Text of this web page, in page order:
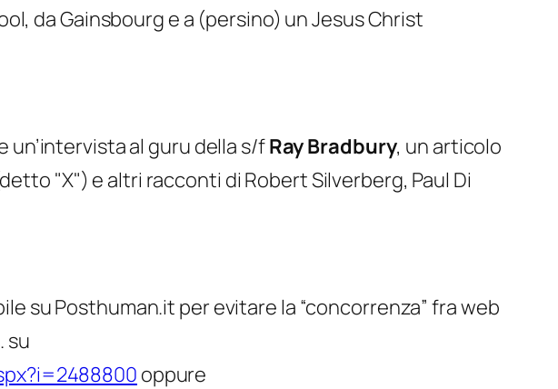
da Gainsbourg e a (persino) un Jesus Christ
al guru della s/fRay Bradbury, un articolo
"X") e altri racconti di Robert Silverberg, Paul Di
su Posthuman.it per evitare la “concorrenza” fra web
su
oppure